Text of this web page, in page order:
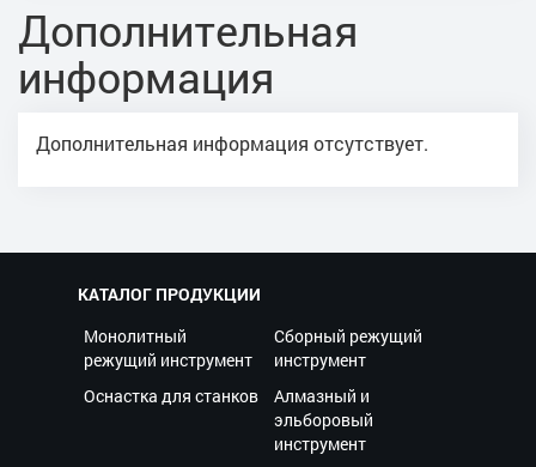
Дополнительная
информация
Дополнительная информация отсутствует.
КАТАЛОГ ПРОДУКЦИИ
Монолитный
режущий инструмент
Сборный режущий
инструмент
Оснастка для станков
Алмазный и
эльборовый
инструмент